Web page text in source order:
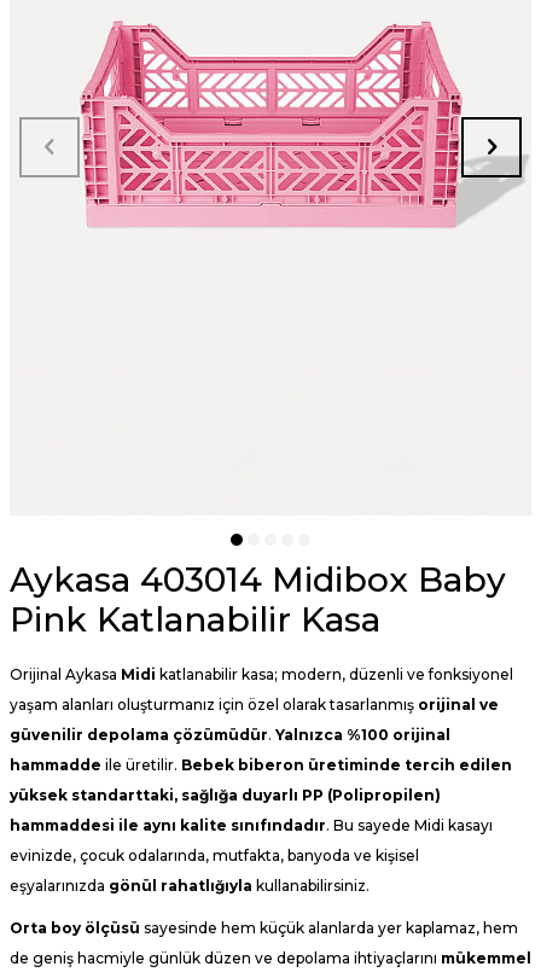
Aykasa 403014 Midibox Baby
Pink Katlanabilir Kasa
Orijinal Aykasa Midi katlanabilir kasa; modern, düzenli ve fonksiyonel
yaşam alanları oluşturmanız için özel olarak tasarlanmış orijinal ve
güvenilir depolama çözümüdür. Yalnızca %100 orijinal
hammadde ile üretilir. Bebek biberon üretiminde tercih edilen
yüksek standarttaki, sağlığa duyarlı PP (Polipropilen)
hammaddesi ile aynı kalite sınıfındadır. Bu sayede Midi kasayı
evinizde, çocuk odalarında, mutfakta, banyoda ve kişisel
eşyalarınızda gönül rahatlığıyla kullanabilirsiniz.
Orta boy ölçüsü sayesinde hem küçük alanlarda yer kaplamaz, hem
de geniş hacmiyle günlük düzen ve depolama ihtiyaçlarını mükemmel